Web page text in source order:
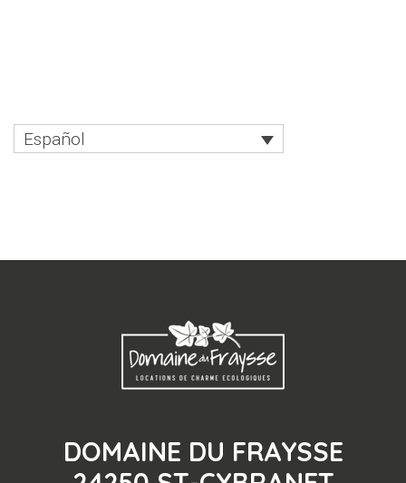
Español
DOMAINE DU FRAYSSE